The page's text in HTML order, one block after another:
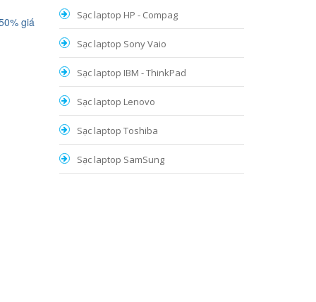
giá
Sạc laptop HP - Compag
Sạc laptop Sony Vaio
Sạc laptop IBM - ThinkPad
Sạc laptop Lenovo
Sạc laptop Toshiba
Sạc laptop SamSung